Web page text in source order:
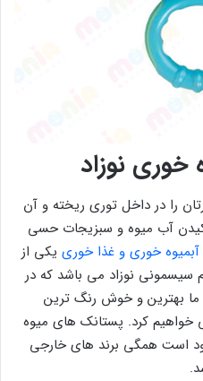
نوزاد
را در داخل توری ریخته و آن
مکیدن آب میوه و سبزیجات حسی
خوری و غذا خوری یکی از
سیسمونی نوزاد می باشد که در
ما بهترین و خوش رنگ ترین
خواهیم کرد. پستانک های میوه
است همگی برند های خارجی